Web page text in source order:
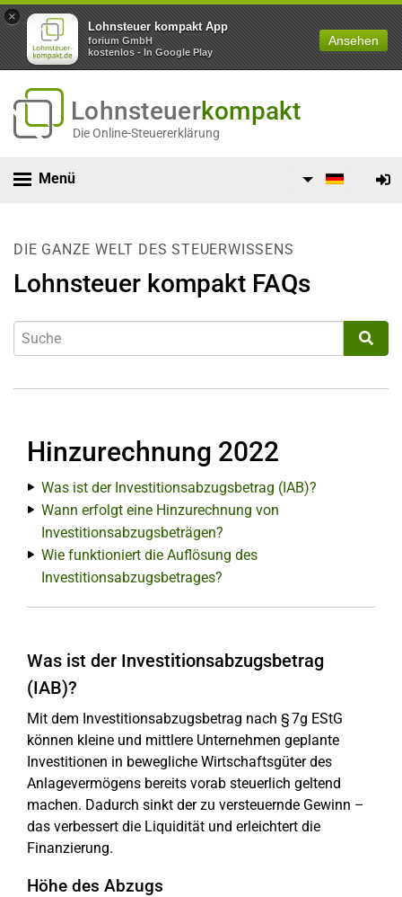
×
Lohnsteuer kompakt App
forium GmbH
kostenlos - In Google Play
Ansehen
Lohnsteuerkompakt
Die Online-Steuererklärung
Menü
DIE GANZE WELT DES STEUERWISSENS
Lohnsteuer kompakt FAQs
Hinzurechnung 2022
Was ist der Investitionsabzugsbetrag (IAB)?
Wann erfolgt eine Hinzurechnung von
Investitionsabzugsbeträgen?
Wie funktioniert die Auflösung des
Investitionsabzugsbetrages?
Was ist der Investitionsabzugsbetrag
(IAB)?
Mit dem Investitionsabzugsbetrag nach § 7g EStG
können kleine und mittlere Unternehmen geplante
Investitionen in bewegliche Wirtschaftsgüter des
Anlagevermögens bereits vorab steuerlich geltend
machen. Dadurch sinkt der zu versteuernde Gewinn –
das verbessert die Liquidität und erleichtert die
Finanzierung.
Höhe des Abzugs